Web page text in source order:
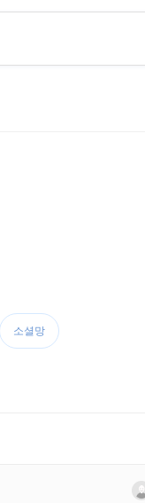
소셜망